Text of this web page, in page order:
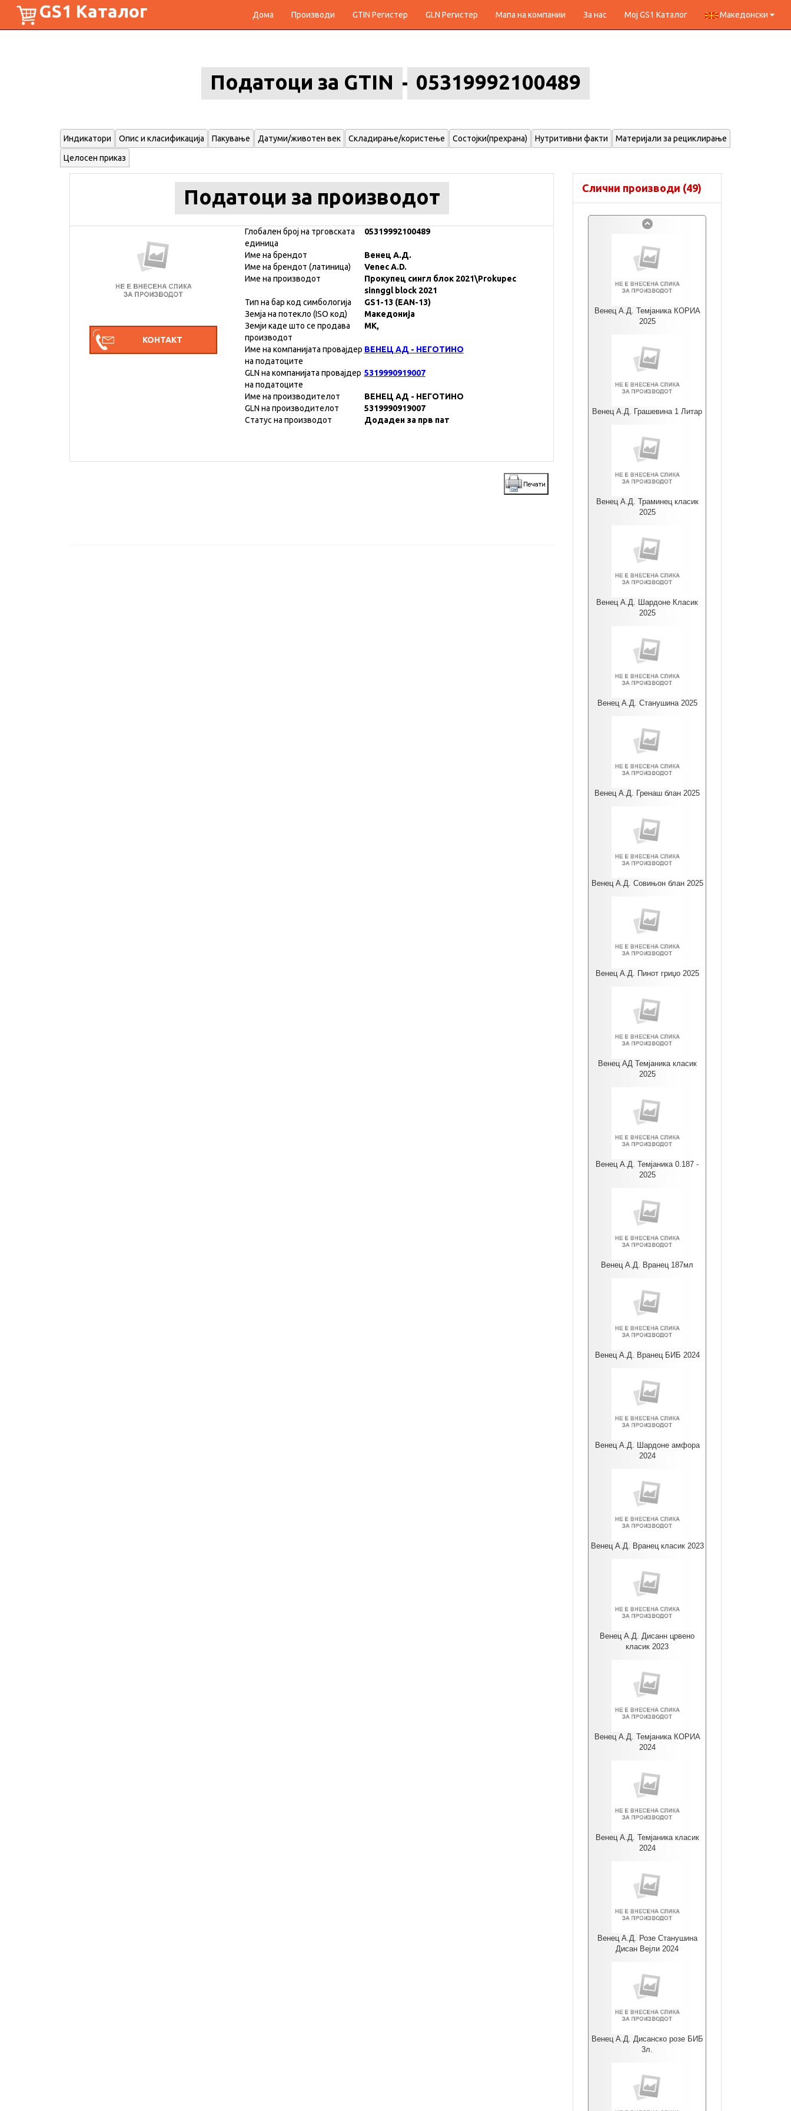
GS1 Каталог Дома Производи GTIN Регистер GLN Регистер Мапа на компании За нас Мој GS1 Каталог Македонски
Податоци за GTIN 05319992100489
Индикатори Опис и класификација Пакување Датуми/животен век Складирање/користење Состојки(прехрана) Нутритивни факти Материјали за рециклирање
Целосен приказ
Податоци за производот
Глобален број на трговската
единица
05319992100489
Име на брендот
Венец А.Д.
Име на брендот (латиница)
Venec A.D.
Име на производот
Прокупец сингл блок 2021\Prokupec
sinnggl block 2021
Тип на бар код симбологија
GS1-13 (EAN-13)
Земја на потекло (ISO код)
Македонија
Земји каде што се продава
производот
MK,
Име на компанијата провајдер
на податоците
ВЕНЕЦ АД - НЕГОТИНО
GLN на компанијата провајдер
на податоците
5319990919007
Име на производителот
ВЕНЕЦ АД - НЕГОТИНО
GLN на производителот
5319990919007
Статус на производот
Додаден за прв пат
Слични производи (49)
Венец А.Д. Темјаника КОРИА
2025
Венец А.Д. Грашевина 1 Литар
Венец А.Д. Траминец класик
2025
Венец А.Д. Шардоне Класик
2025
Венец А.Д. Станушина 2025
Венец А.Д. Гренаш блан 2025
Венец А.Д. Совињон блан 2025
Венец А.Д. Пинот гриџо 2025
Венец АД Темјаника класик
2025
Венец А.Д. Темјаника 0.187 -
2025
Венец А.Д. Вранец 187мл
Венец А.Д. Вранец БИБ 2024
Венец А.Д. Шардоне амфора
2024
Венец А.Д. Вранец класик 2023
Венец А.Д. Дисанн црвено
класик 2023
Венец А.Д. Темјаника КОРИА
2024
Венец А.Д. Темјаника класик
2024
Венец А.Д. Розе Станушина
Дисан Вејли 2024
Венец А.Д. Дисанско розе БИБ
3л.